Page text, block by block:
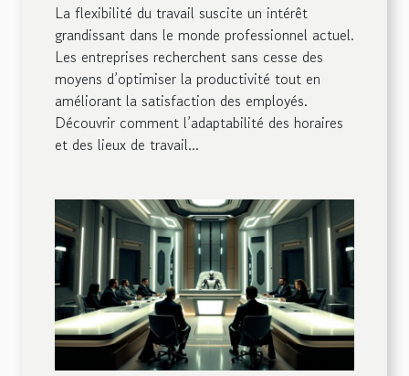
La flexibilité du travail suscite un intérêt
grandissant dans le monde professionnel actuel.
Les entreprises recherchent sans cesse des
moyens d’optimiser la productivité tout en
améliorant la satisfaction des employés.
Découvrir comment l’adaptabilité des horaires
et des lieux de travail...